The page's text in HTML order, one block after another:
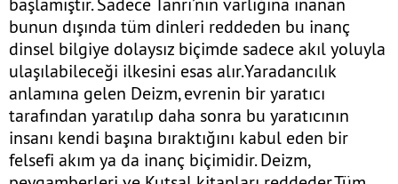
bunun dışında tüm dinleri reddeden bu inanç
dinsel bilgiye dolaysız biçimde sadece akıl yoluyla
ulaşılabileceği ilkesini esas alır.Yaradancılık
anlamına gelen Deizm, evrenin bir yaratıcı
tarafından yaratılıp daha sonra bu yaratıcının
insanı kendi başına bıraktığını kabul eden bir
felsefi akım ya da inanç biçimidir. Deizm,